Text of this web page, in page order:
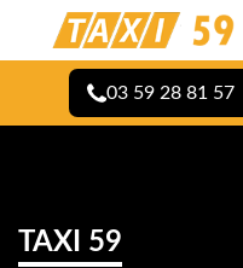
03 59 28 81 57
TAXI 59